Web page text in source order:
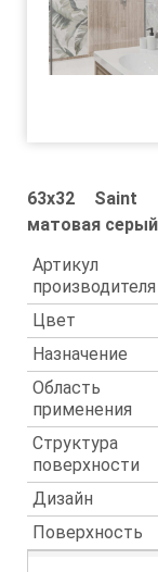
63x32 Saint
матовая серый
Артикул
производителя
Цвет
Назначение
Область
применения
Структура
поверхности
Дизайн
Поверхность